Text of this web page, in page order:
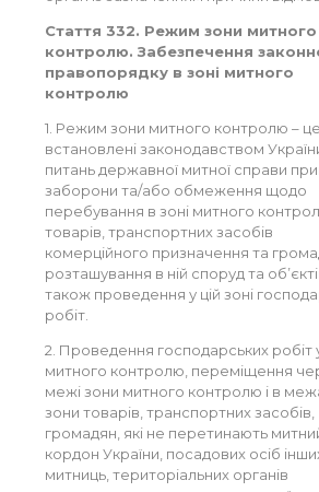
Стаття 332. Режим зони митного
контролю. Забезпечення
правопорядку в зоні митного
контролю
1. Режим зони митного контролю – це
встановлені законодавством
питань державної митної справи
заборони та/або обмеження щодо
перебування в зоні митного
товарів, транспортних засобів
комерційного призначення та
розташування в ній споруд та
також проведення у цій зоні
робіт.
2. Проведення господарських робіт
митного контролю, переміщення
межі зони митного контролю і в
зони товарів, транспортних засобів,
громадян, які не перетинають
кордон України, посадових осіб
митниць, територіальних органів